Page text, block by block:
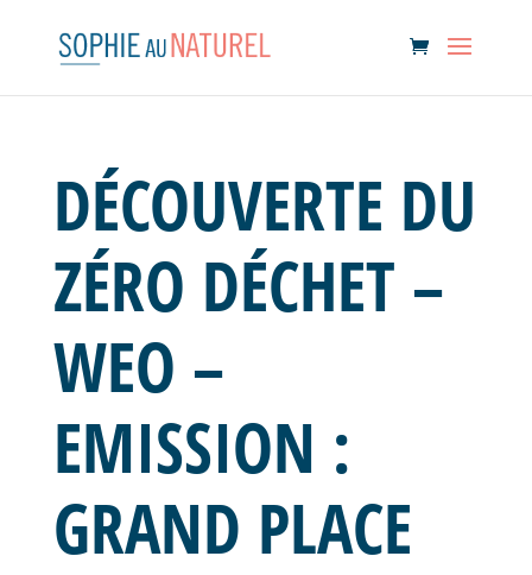
DÉCOUVERTE DU
ZÉRO DÉCHET –
WEO –
EMISSION :
GRAND PLACE